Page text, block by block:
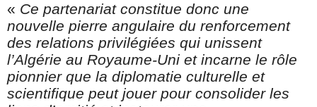
« Ce partenariat constitue donc une
nouvelle pierre angulaire du renforcement
des relations privilégiées qui unissent
l’Algérie au Royaume-Uni et incarne le rôle
pionnier que la diplomatie culturelle et
scientifique peut jouer pour consolider les